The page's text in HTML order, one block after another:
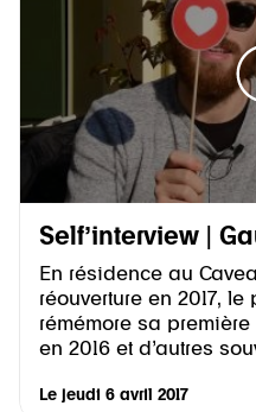
Self’interview |
En résidence au
réouverture en 2017,
rémémore sa
en 2016 et d’autres
Le jeudi 6 avril 2017